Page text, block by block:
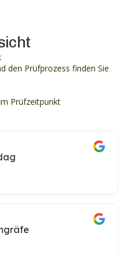
den Prüfprozess finden Sie
Prüfzeitpunkt